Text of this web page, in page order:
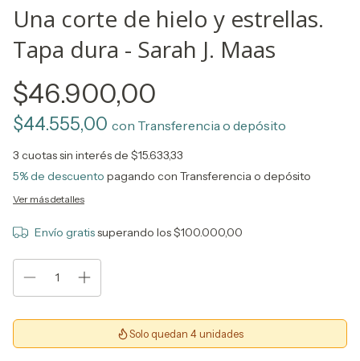
Una corte de hielo y estrellas.
Tapa dura - Sarah J. Maas
$46.900,00
$44.555,00 con Transferencia o depósito
3 cuotas sin interés de $15.633,33
5% de descuento pagando con Transferencia o depósito
Ver más detalles
Envío gratissuperando los$100.000,00
Solo quedan 4 unidades